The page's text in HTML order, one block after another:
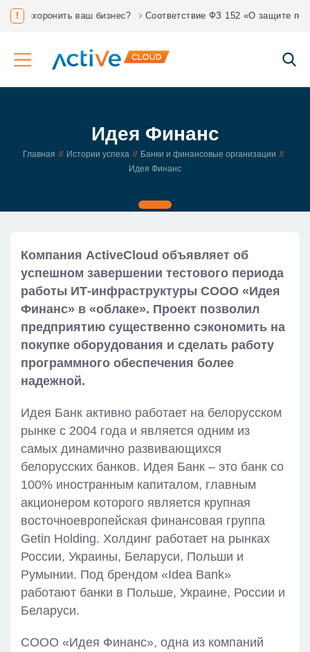
! Соответствие ФЗ 152 «О защите персональных данных»
Идея Финанс
Главная Истории успеха
Банки и финансовые организации
Идея Финанс
Компания ActiveCloud объявляет об
успешном завершении тестового периода
работы ИТ-инфраструктуры СООО «Идея
Финанс» в «облаке». Проект позволил
предприятию существенно сэкономить на
покупке оборудования и сделать работу
программного обеспечения более
надежной.
Идея Банк активно работает на белорусском
рынке с 2004 года и является одним из
самых динамично развивающихся
белорусских банков. Идея Банк – это банк со
100% иностранным капиталом, главным
акционером которого является крупная
восточноевропейская финансовая группа
Getin Holding. Холдинг работает на рынках
России, Украины, Беларуси, Польши и
Румынии. Под брендом «Idea Bank»
работают банки в Польше, Украине, России и
Беларуси.
СООО «Идея Финанс», одна из компаний